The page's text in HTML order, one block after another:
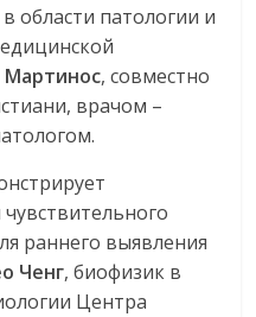
области патологии и
Мартинос, совместно
врачом –
раннего выявления
Ченг, биофизик в
Центра